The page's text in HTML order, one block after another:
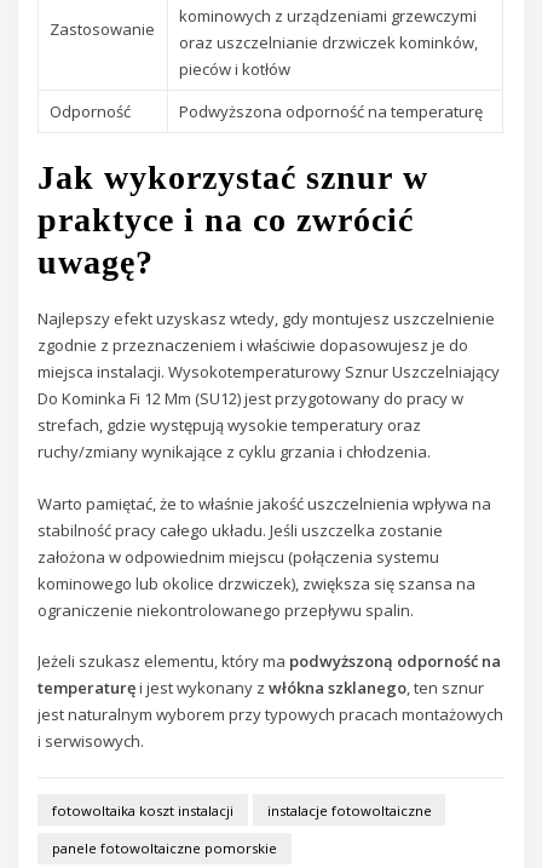
Zastosowanie
kominowych z urządzeniami grzewczymi
oraz uszczelnianie drzwiczek kominków,
pieców i kotłów
Odporność
Podwyższona odporność na temperaturę
Jak wykorzystać sznur w
praktyce i na co zwrócić
uwagę?
Najlepszy efekt uzyskasz wtedy, gdy montujesz uszczelnienie
zgodnie z przeznaczeniem i właściwie dopasowujesz je do
miejsca instalacji. Wysokotemperaturowy Sznur Uszczelniający
Do Kominka Fi 12 Mm (SU12) jest przygotowany do pracy w
strefach, gdzie występują wysokie temperatury oraz
ruchy/zmiany wynikające z cyklu grzania i chłodzenia.
Warto pamiętać, że to właśnie jakość uszczelnienia wpływa na
stabilność pracy całego układu. Jeśli uszczelka zostanie
założona w odpowiednim miejscu (połączenia systemu
kominowego lub okolice drzwiczek), zwiększa się szansa na
ograniczenie niekontrolowanego przepływu spalin.
Jeżeli szukasz elementu, który ma podwyższoną odporność na
temperaturęi jest wykonany zwłókna szklanego, ten sznur
jest naturalnym wyborem przy typowych pracach montażowych
i serwisowych.
fotowoltaika koszt instalacji instalacje fotowoltaiczne
panele fotowoltaiczne pomorskie